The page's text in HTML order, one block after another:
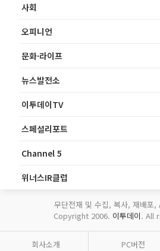
사회
오피니언
문화·라이프
뉴스발전소
이투데이TV
스페셜리포트
Channel 5
위너스IR클럽
무단전재 및 수집, 복사, 재배포,
Copyright 2006. 이투데이. All
회사소개 PC버전